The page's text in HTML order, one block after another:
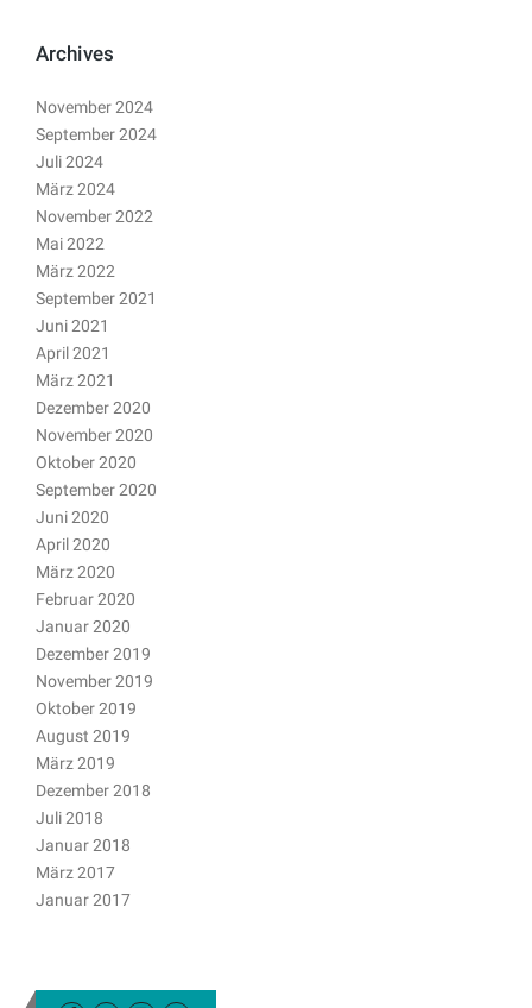
Archives
November 2024
September 2024
Juli 2024
März 2024
November 2022
Mai 2022
März 2022
September 2021
Juni 2021
April 2021
März 2021
Dezember 2020
November 2020
Oktober 2020
September 2020
Juni 2020
April 2020
März 2020
Februar 2020
Januar 2020
Dezember 2019
November 2019
Oktober 2019
August 2019
März 2019
Dezember 2018
Juli 2018
Januar 2018
März 2017
Januar 2017